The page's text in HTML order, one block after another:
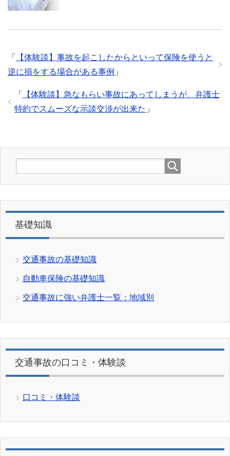
「
【体験談】事故を起こしたからといって保険を使うと
逆に損をする場合がある事例 」
「
【体験談】急なもらい事故にあってしまうが、弁護士
特約でスムーズな示談交渉が出来た 」
基礎知識
交通事故の基礎知識
自動車保険の基礎知識
交通事故に強い弁護士一覧：地域別
交通事故の口コミ・体験談
口コミ・体験談